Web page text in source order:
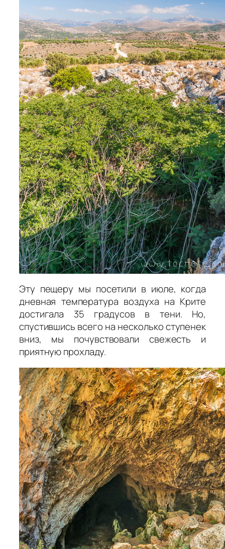
Эту пещеру мы посетили в июле, когда
дневная температура воздуха на Крите
достигала 35 градусов в тени. Но,
спустившись всего на несколько ступенек
вниз, мы почувствовали свежесть и
приятную прохладу.